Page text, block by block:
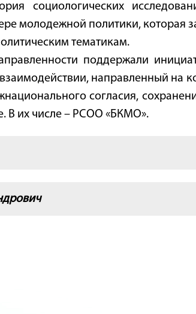
социологических
молодежной политики, которая
тематикам.
поддержали
направленный на
согласия,
В их числе – РСОО «БКМО».